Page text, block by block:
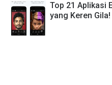
Top 21 Aplikasi
yang Keren Gila!